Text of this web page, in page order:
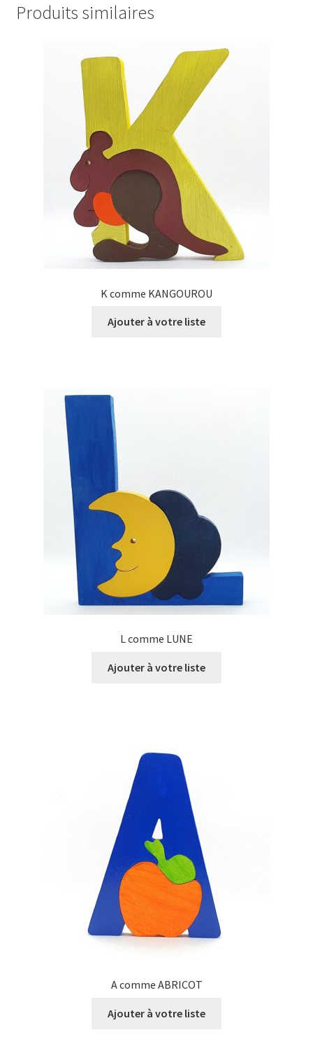
Produits similaires
K comme KANGOUROU
Ajouter à votre liste
L comme LUNE
Ajouter à votre liste
A comme ABRICOT
Ajouter à votre liste